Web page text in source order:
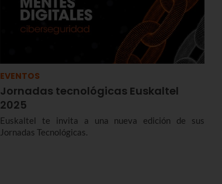
EVENTOS
Jornadas tecnológicas Euskaltel
2025
Euskaltel te invita a una nueva edición de sus
Jornadas Tecnológicas.